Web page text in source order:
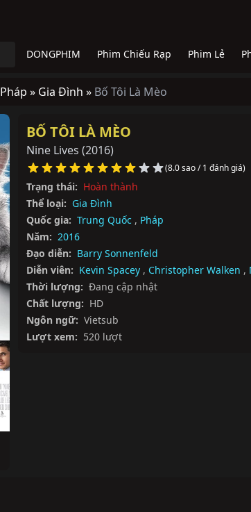
DONGPHIM Phim Chiếu Rạp Phim Lẻ
Pháp » Gia Đình » Bố Tôi Là Mèo
BỐ TÔI LÀ MÈO
Nine Lives (2016)
(8.0 sao / 1 đánh giá)
Trạng thái: Hoàn thành
Thể loại: Gia Đình
Quốc gia: Trung Quốc , Pháp
Năm: 2016
Đạo diễn: Barry Sonnenfeld
Diễn viên: Kevin Spacey , Christopher Walken ,
Thời lượng: Đang cập nhật
Chất lượng: HD
Ngôn ngữ: Vietsub
Lượt xem: 520 lượt